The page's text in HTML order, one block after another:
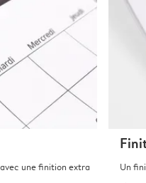
une finition extra
Un